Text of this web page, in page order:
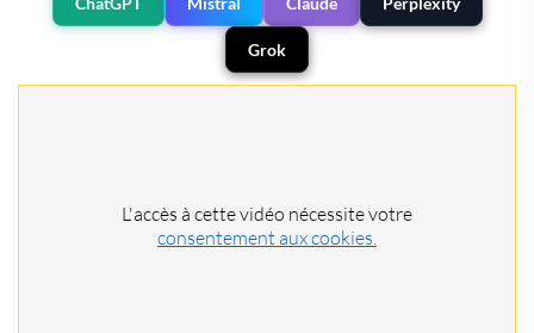
Grok
L'accès à cette vidéo nécessite votre
consentement aux cookies.